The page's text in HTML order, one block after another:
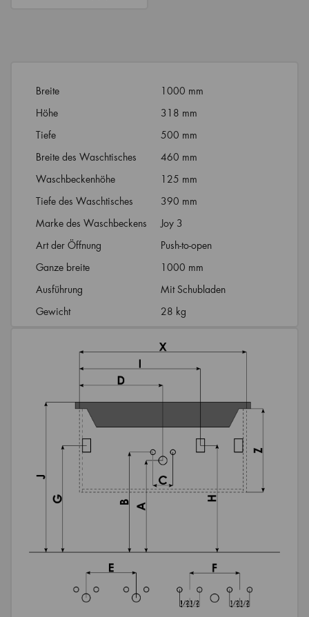
Breite
1000 mm
Höhe
318 mm
Tiefe
500 mm
Breite des Waschtisches
460 mm
Waschbeckenhöhe
125 mm
Tiefe des Waschtisches
390 mm
Marke des Waschbeckens
Joy 3
Art der Öffnung
Push-to-open
Ganze breite
1000 mm
Ausführung
Mit Schubladen
Gewicht
28 kg